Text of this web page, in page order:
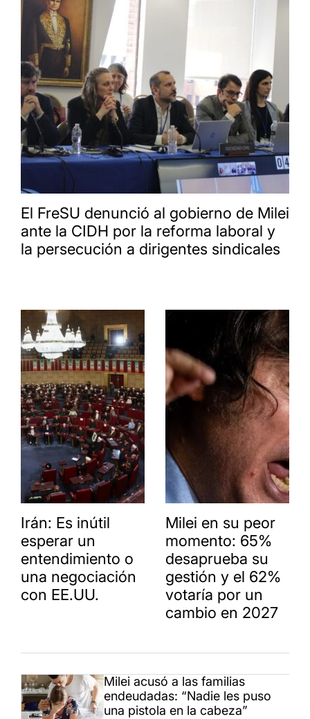
El FreSU denunció al gobierno de Milei
ante la CIDH por la reforma laboral y
la persecución a dirigentes sindicales
Irán: Es inútil
esperar un
entendimiento o
una negociación
con EE.UU.
Milei en su peor
momento: 65%
desaprueba su
gestión y el 62%
votaría por un
cambio en 2027
Milei acusó a las familias
endeudadas: “Nadie les puso
una pistola en la cabeza”